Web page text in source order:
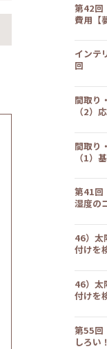
第42回
費用【
インテ
回
間取り
（2
間取り
（1）
第41
湿度の
46）太
付けを
46）太
付けを
第55回
しろい